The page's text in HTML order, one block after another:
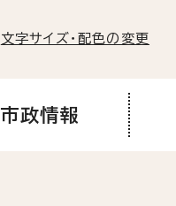
文字サイズ・配色の変更
市政情報